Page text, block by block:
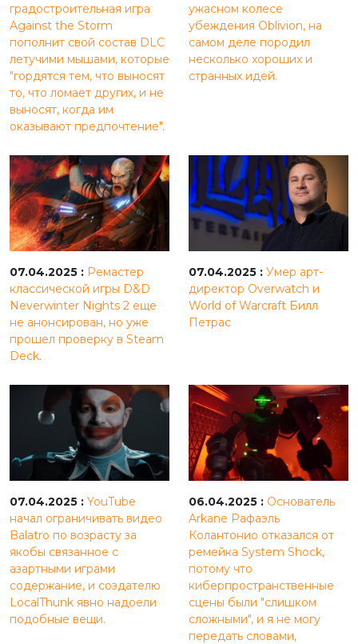
градостроительная игра
Against the Storm
пополнит свой состав DLC
летучими мышами, которые
"гордятся тем, что выносят
то, что ломает других, и не
выносят, когда им
оказывают предпочтение".
ужасном колесе
убеждения Oblivion, на
самом деле породил
несколько хороших и
странных идей.
07.04.2025 : Ремастер
классической игры D&D
Neverwinter Nights 2 еще
не анонсирован, но уже
прошел проверку в Steam
Deck.
07.04.2025 : Умер арт-
директор Overwatch и
World of Warcraft Билл
Петрас
07.04.2025 : YouTube
начал ограничивать видео
Balatro по возрасту за
якобы связанное с
азартными играми
содержание, и создателю
LocalThunk явно надоели
подобные вещи.
06.04.2025 : Основатель
Arkane Рафаэль
Колантонио отказался от
ремейка System Shock,
потому что
киберпространственные
сцены были "слишком
сложными", и я не могу
передать словами,